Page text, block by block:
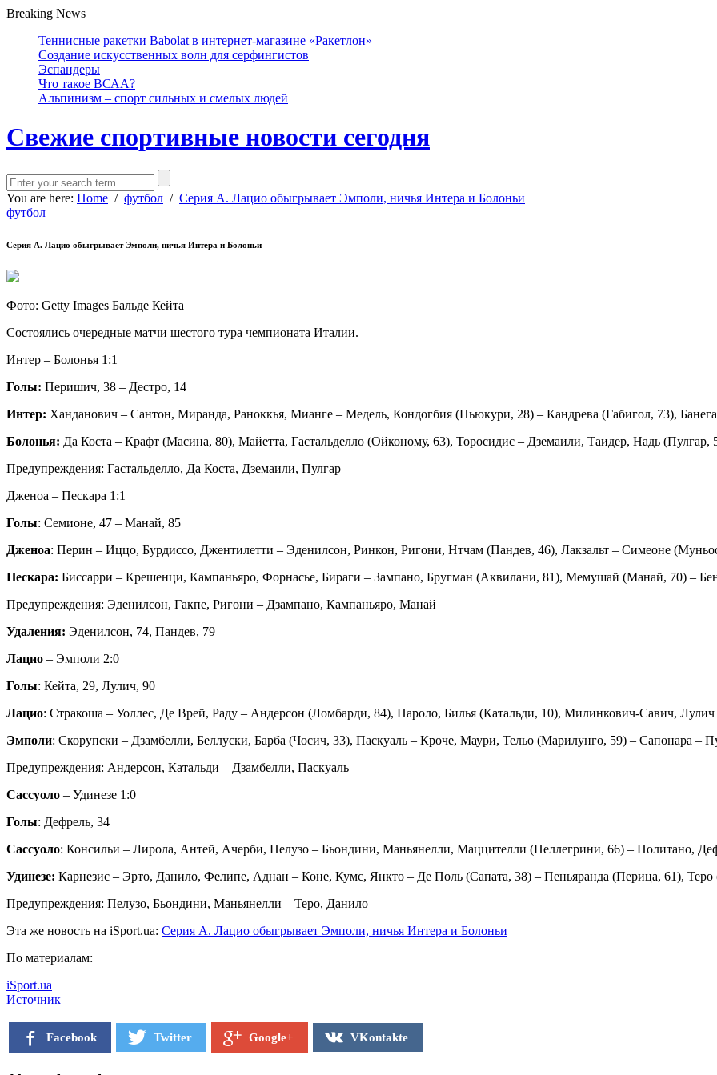
Breaking News
Теннисные ракетки Babolat в интернет-магазине «Ракетлон»
Создание искусственных волн для серфингистов
Эспандеры
Что такое ВСАА?
Альпинизм – спорт сильных и смелых людей
Свежие спортивные новости сегодня
You are here: Home / футбол / Серия А. Лацио обыгрывает Эмполи, ничья Интера и Болоньи
футбол
Серия А. Лацио обыгрывает Эмполи, ничья Интера и Болоньи
Фото: Getty Images Бальде Кейта
Состоялись очередные матчи шестого тура чемпионата Италии.
Интер – Болонья 1:1
Голы: Перишич, 38 – Дестро, 14
Интер: Ханданович – Сантон, Миранда, Раноккья, Мианге – Медель, Кондогбия (Ньюкури, 28) – Кандрева (Габигол, 73),
Болонья: Да Коста – Крафт (Масина, 80), Майетта, Гастальделло (Ойконому, 63), Торосидис – Дземаили, Таидер, Надь
Предупреждения: Гастальделло, Да Коста, Дземаили, Пулгар
Дженоа – Пескара 1:1
Голы: Семионе, 47 – Манай, 85
Дженоа: Перин – Иццо, Бурдиссо, Джентилетти – Эденилсон, Ринкон, Ригони, Нтчам (Пандев, 46), Лакзальт – Симеоне
Пескара: Биссарри – Крешенци, Кампаньяро, Форнасье, Бираги – Зампано, Бругман (Аквилани, 81), Мемушай (Манай, 70) –
Предупреждения: Эденилсон, Гакпе, Ригони – Дзампано, Кампаньяро, Манай
Удаления: Эденилсон, 74, Пандев, 79
Лацио – Эмполи 2:0
Голы: Кейта, 29, Лулич, 90
Лацио: Стракоша – Уоллес, Де Врей, Раду – Андерсон (Ломбарди, 84), Пароло, Билья (Катальди, 10), Милинкович-Савич,
Эмполи: Скорупски – Дзамбелли, Беллуски, Барба (Чосич, 33), Паскуаль – Кроче, Маури, Тельо (Марилунго, 59) – Сапонара –
Предупреждения: Андерсон, Катальди – Дзамбелли, Паскуаль
Сассуоло – Удинезе 1:0
Голы: Дефрель, 34
Сассуоло: Консильи – Лирола, Антей, Ачерби, Пелузо – Бьондини, Маньянелли, Маццителли (Пеллегрини, 66) – Политано,
Удинезе: Карнезис – Эрто, Данило, Фелипе, Аднан – Коне, Кумс, Янкто – Де Поль (Сапата, 38) – Пеньяранда (Перица, 61), Теро
Предупреждения: Пелузо, Бьондини, Маньянелли – Теро, Данило
Эта же новость на iSport.ua: Серия А. Лацио обыгрывает Эмполи, ничья Интера и Болоньи
По материалам:
iSport.ua
Источник
Facebook Twitter Google+ VKontakte